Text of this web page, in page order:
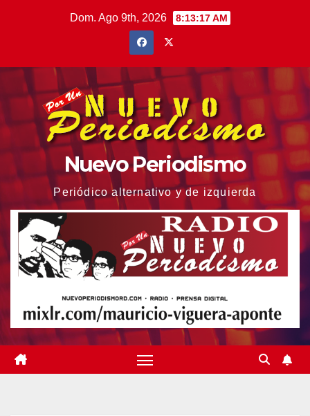
Dom. Ago 9th, 2026 8:13:18 AM
Nuevo Periodismo
Periódico alternativo y de izquierda